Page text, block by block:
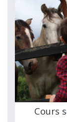
Cours